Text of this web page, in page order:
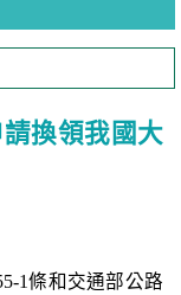
換領我國大
1條和交通部公路